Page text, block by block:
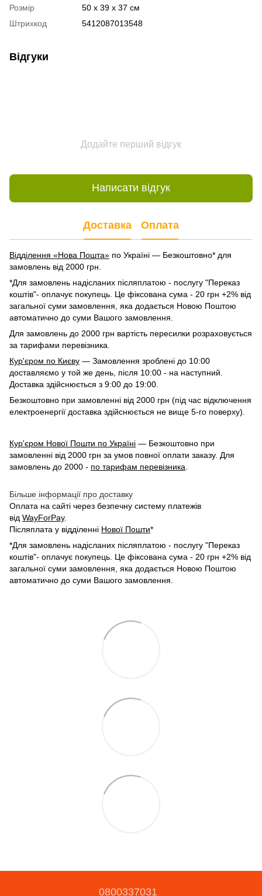
Розмір
50 х 39 х 37 см
Штрихкод
5412087013548
Відгуки
Додайте перший відгук
Написати відгук
Доставка Оплата
Відділення «Нова Пошта» по Україні — Безкоштовно* для
замовлень від 2000 грн.
*Для замовлень надісланих післяплатою - послугу "Переказ
коштів"- оплачує покупець. Це фіксована сума - 20 грн +2% від
загальної суми замовлення, яка додається Новою Поштою
автоматично до суми Вашого замовлення.
Для замовлень до 2000 грн вартість пересилки розраховується
за тарифами перевізника.
Кур'єром по Києву — Замовлення зроблені до 10:00
доставляємо у той же день, після 10:00 - на наступний.
Доставка здійснюється з 9:00 до 19:00.
Безкоштовно при замовленні від 2000 грн (під час відключення
електроенергії доставка здійснюється не вище 5-го поверху).
Кур'єром Нової Пошти по Україні — Безкоштовно при
замовленні від 2000 грн за умов повної оплати заказу. Для
замовлень до 2000 - по тарифам перевізника
Більше інформації про доставку
Оплата на сайті через безпечну систему платежів
від WayForPay.
Післяплата у відділенні Нової Пошти*
*Для замовлень надісланих післяплатою - послугу "Переказ
коштів"- оплачує покупець. Це фіксована сума - 20 грн +2% від
загальної суми замовлення, яка додається Новою Поштою
автоматично до суми Вашого замовлення.
0800337031